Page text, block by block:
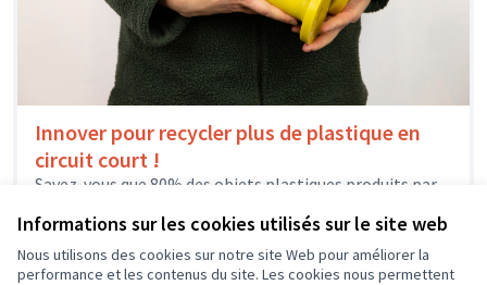
Informations sur les cookies utilisés sur le site web
Nous utilisons des cookies sur notre site Web pour améliorer la
performance et les contenus du site. Les cookies nous permettent
Innover pour recycler plus de plastique en
circuit court !
Savez-vous que 80% des objets plastiques produits par
matériau met...
Environnement et cadre de vie Mettray